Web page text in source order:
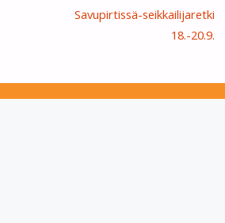
Savupirtissä-seikkailijaretki
18.-20.9.